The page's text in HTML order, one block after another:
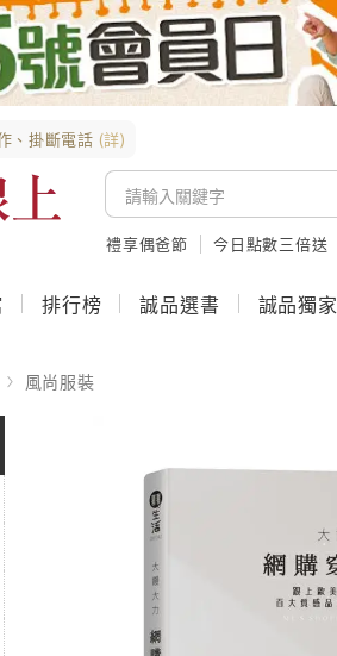
、掛斷電話 (詳)
禮享偶爸節 今日點數三倍送
排行榜 誠品選書 誠品獨家
風尚服裝